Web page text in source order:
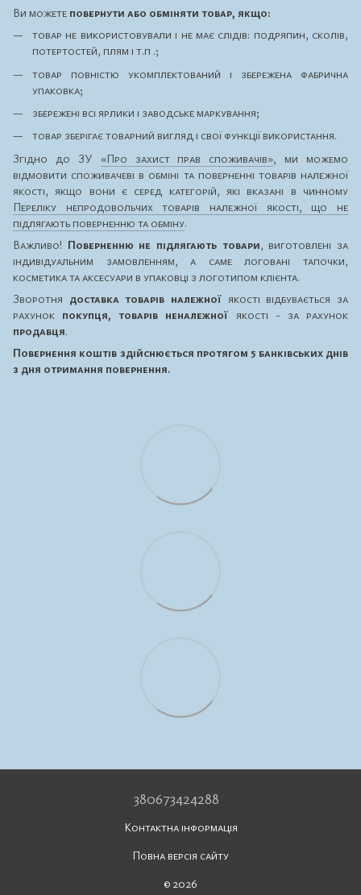
Ви можете повернути або обміняти товар, якщо:
товар не використовували і не має слідів: подряпин, сколів,
потертостей, плям і т.п .;
товар повністю укомплектований і збережена фабрична
упаковка;
збережені всі ярлики і заводське маркування;
товар зберігає товарний вигляд і свої функції використання.
Згідно до ЗУ «Про захист прав споживачів», ми можемо
відмовити споживачеві в обміні та поверненні товарів належної
якості, якщо вони є серед категорій, які вказані в чинному
Переліку непродовольчих товарів належної якості, що не
підлягають поверненню та обміну.
Важливо! Поверненню не підлягають товари, виготовлені за
індивідуальним замовленням, а саме логовані тапочки,
косметика та аксесуари в упаковці з логотипом клієнта.
Зворотня доставка товарів належної якості відбувається за
рахунок покупця, товарів неналежної якості - за рахунок
продавця.
Повернення коштів здійснюється протягом 5 банківських днів
з дня отримання повернення.
380673424288
Контактна інформація
Повна версія сайту
© 2026